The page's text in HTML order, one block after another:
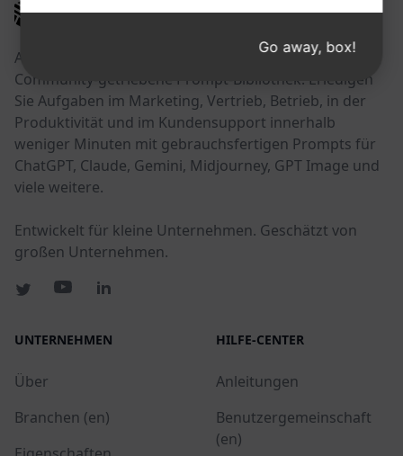
AIPRM
AIPRM ist ein Prompt-Management-Tool und eine
Community-getriebene Prompt-Bibliothek. Erledigen
Sie Aufgaben im Marketing, Vertrieb, Betrieb, in der
Produktivität und im Kundensupport innerhalb
weniger Minuten mit gebrauchsfertigen Prompts für
ChatGPT, Claude, Gemini, Midjourney, GPT Image und
viele weitere.
Entwickelt für kleine Unternehmen. Geschätzt von
großen Unternehmen.
UNTERNEHMEN
Über
Branchen (en)
HILFE-CENTER
Anleitungen
Benutzergemeinschaft
(en)
Go away, box!